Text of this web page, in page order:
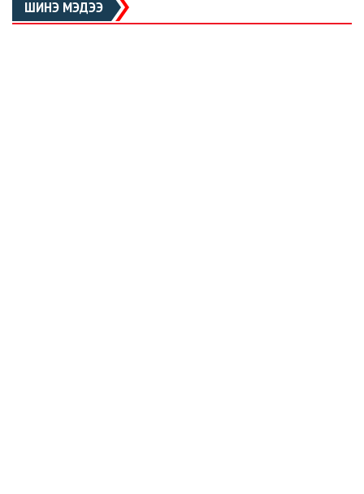
ШИНЭ МЭДЭЭ